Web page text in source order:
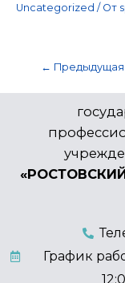
Uncategorized / От
← Предыдущая
График